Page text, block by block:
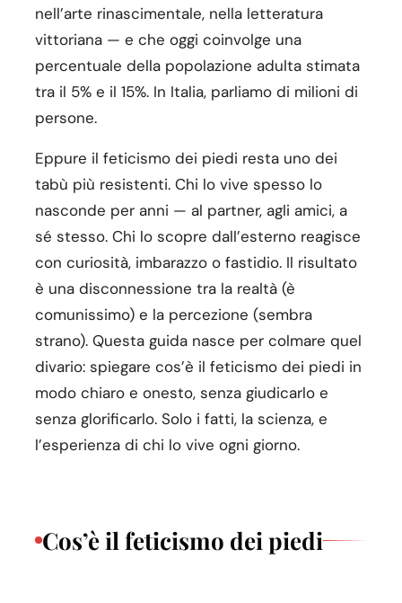
nell’arte rinascimentale, nella letteratura
vittoriana — e che oggi coinvolge una
percentuale della popolazione adulta stimata
tra il 5% e il 15%. In Italia, parliamo di milioni di
persone.
Eppure il feticismo dei piedi resta uno dei
tabù più resistenti. Chi lo vive spesso lo
nasconde per anni — al partner, agli amici, a
sé stesso. Chi lo scopre dall’esterno reagisce
con curiosità, imbarazzo o fastidio. Il risultato
è una disconnessione tra la realtà (è
comunissimo) e la percezione (sembra
strano). Questa guida nasce per colmare quel
divario: spiegare cos’è il feticismo dei piedi in
modo chiaro e onesto, senza giudicarlo e
senza glorificarlo. Solo i fatti, la scienza, e
l’esperienza di chi lo vive ogni giorno.
Cos’è il feticismo dei piedi